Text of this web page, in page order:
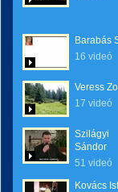
Barabás
16 videó
Veress
17 videó
Szilágyi
Sándor
51 videó
Kovács